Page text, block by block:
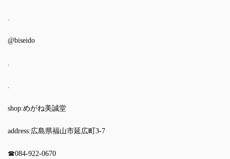
.
@biseido
.
.
shop:めがね美誠堂
address:広島県福山市延広町3-7
☎︎084-922-0670